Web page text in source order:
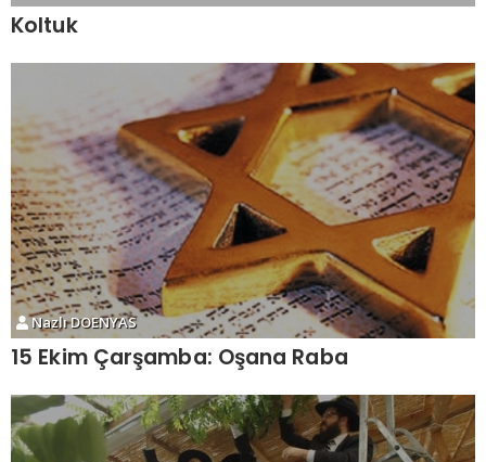
Koltuk
Nazlı DOENYAS
15 Ekim Çarşamba: Oşana Raba